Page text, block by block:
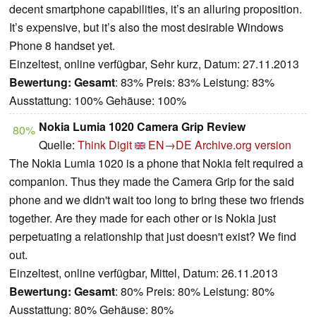
decent smartphone capabilities, it’s an alluring proposition.
It’s expensive, but it’s also the most desirable Windows
Phone 8 handset yet.
Einzeltest, online verfügbar, Sehr kurz, Datum: 27.11.2013
Bewertung: Gesamt: 83% Preis: 83% Leistung: 83%
Ausstattung: 100% Gehäuse: 100%
80% Nokia Lumia 1020 Camera Grip Review
Quelle: Think Digit EN→DE Archive.org version
The Nokia Lumia 1020 is a phone that Nokia felt required a
companion. Thus they made the Camera Grip for the said
phone and we didn't wait too long to bring these two friends
together. Are they made for each other or is Nokia just
perpetuating a relationship that just doesn't exist? We find
out.
Einzeltest, online verfügbar, Mittel, Datum: 26.11.2013
Bewertung: Gesamt: 80% Preis: 80% Leistung: 80%
Ausstattung: 80% Gehäuse: 80%